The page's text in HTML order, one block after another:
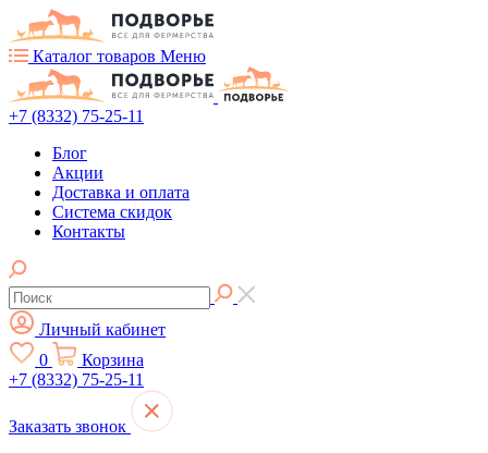
Каталог товаров Меню
+7 (8332) 75-25-11
Блог
Акции
Доставка и оплата
Система скидок
Контакты
Личный кабинет
0
Корзина
+7 (8332) 75-25-11
Заказать звонок